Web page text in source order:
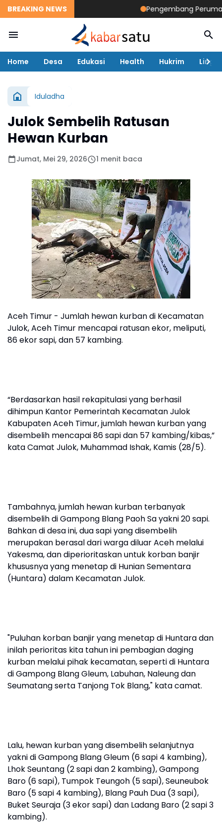
BREAKING NEWS Pengembang
Home Desa Edukasi Health Hukrim
Iduladha
Julok Sembelih Ratusan
Hewan Kurban
Jumat, Mei 29, 2026 1 menit baca
Aceh Timur - Jumlah hewan kurban di Kecamatan
Julok, Aceh Timur mencapai ratusan ekor, meliputi,
86 ekor sapi, dan 57 kambing.
“Berdasarkan hasil rekapitulasi yang berhasil
dihimpun Kantor Pemerintah Kecamatan Julok
Kabupaten Aceh Timur, jumlah hewan kurban yang
disembelih mencapai 86 sapi dan 57 kambing/kibas,”
kata Camat Julok, Muhammad Ishak, Kamis (28/5).
Tambahnya, jumlah hewan kurban terbanyak
disembelih di Gampong Blang Paoh Sa yakni 20 sapi.
Bahkan di desa ini, dua sapi yang disembelih
merupakan berasal dari warga diluar Aceh melalui
Yakesma, dan diperioritaskan untuk korban banjir
khususnya yang menetap di Hunian Sementara
(Huntara) dalam Kecamatan Julok.
"Puluhan korban banjir yang menetap di Huntara dan
inilah perioritas kita tahun ini pembagian daging
kurban melalui pihak kecamatan, seperti di Huntara
di Gampong Blang Gleum, Labuhan, Naleung dan
Seumatang serta Tanjong Tok Blang," kata camat.
Lalu, hewan kurban yang disembelih selanjutnya
yakni di Gampong Blang Gleum (6 sapi 4 kambing),
Lhok Seuntang (2 sapi dan 2 kambing), Gampong
Baro (6 sapi), Tumpok Teungoh (5 sapi), Seuneubok
Baro (5 sapi 4 kambing), Blang Pauh Dua (3 sapi),
Buket Seuraja (3 ekor sapi) dan Ladang Baro (2 sapi 3
kambing).